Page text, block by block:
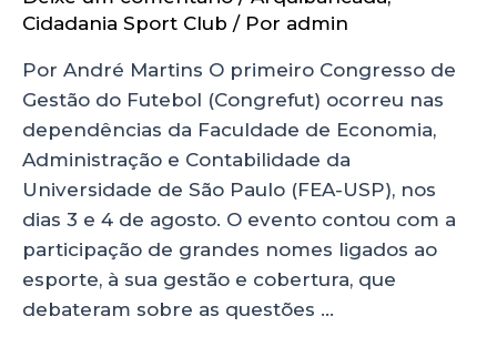
Cidadania Sport Club / Por admin
Por André Martins O primeiro Congresso de
Gestão do Futebol (Congrefut) ocorreu nas
dependências da Faculdade de Economia,
Administração e Contabilidade da
Universidade de São Paulo (FEA-USP), nos
dias 3 e 4 de agosto. O evento contou com a
participação de grandes nomes ligados ao
esporte, à sua gestão e cobertura, que
debateram sobre as questões …